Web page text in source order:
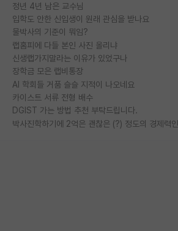
정년 4년 남은 교수님
입학도 안한 신입생이 원래 관심을 받나요
물박사의 기준이 뭐임?
랩홈피에 다들 본인 사진 올리냐
신생랩가지말라는 이유가 있었구나
장학금 모은 랩비통장
AI 학회들 거품 슬슬 지적이 나오네요
카이스트 서류 전형 배수
DGIST 가는 방법 추천 부탁드립니다.